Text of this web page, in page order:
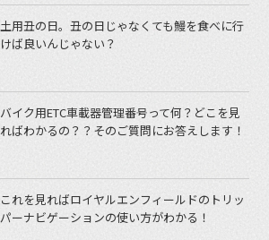
土用丑の日。丑の日じゃなくても鰻を食べに行
けば良いんじゃない？
バイク用ETC車載器管理番号って何？どこを見
ればわかるの？？そのご質問にお答えします！
これを見ればロイヤルエンフィールドのトリッ
パーナビゲーションの使い方がわかる！